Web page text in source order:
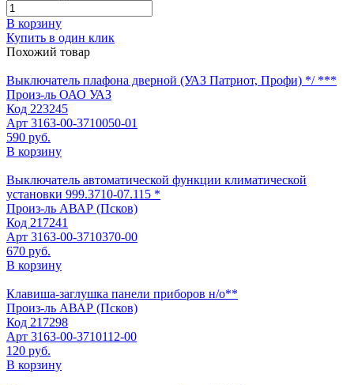
В корзину
Купить в один клик
Похожий товар
Выключатель плафона дверной (УАЗ Патриот, Профи) */ ***
Произ-ль ОАО УАЗ
Код 223245
Арт 3163-00-3710050-01
590 руб.
В корзину
Выключатель автоматической функции климатической
установки 999.3710-07.115 *
Произ-ль АВАР (Псков)
Код 217241
Арт 3163-00-3710370-00
670 руб.
В корзину
Клавиша-заглушка панели приборов н/о**
Произ-ль АВАР (Псков)
Код 217298
Арт 3163-00-3710112-00
120 руб.
В корзину